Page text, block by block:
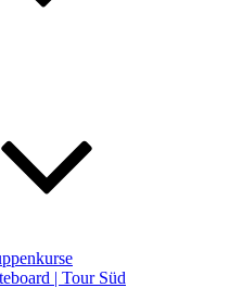
| Tour Süd